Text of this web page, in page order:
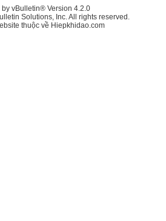
by vBulletin® Version 4.2.0
Solutions, Inc. All rights reserved.
thuộc về Hiepkhidao.com